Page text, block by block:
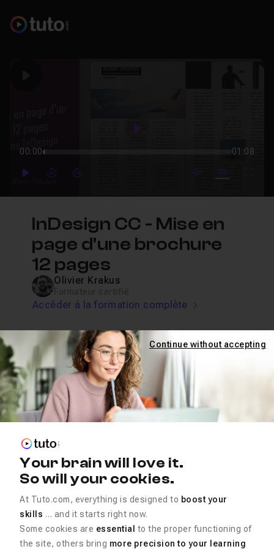
Play
00:00 01:08
PlayForwardForward mute video
Subtitles
InDesign CC - Mise en
page d'une brochure
12 pages
Olivier Krakus
Accéder à la formation complète